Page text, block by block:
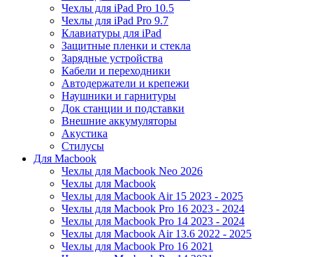
Чехлы для iPad Pro 10.5
Чехлы для iPad Pro 9.7
Клавиатуры для iPad
Защитные пленки и стекла
Зарядные устройства
Кабели и переходники
Автодержатели и крепежи
Наушники и гарнитуры
Док станции и подставки
Внешние аккумуляторы
Акустика
Стилусы
Для Macbook
Чехлы для Macbook Neo 2026
Чехлы для Macbook
Чехлы для Macbook Air 15 2023 - 2025
Чехлы для Macbook Pro 16 2023 - 2024
Чехлы для Macbook Pro 14 2023 - 2024
Чехлы для Macbook Air 13.6 2022 - 2025
Чехлы для Macbook Pro 16 2021